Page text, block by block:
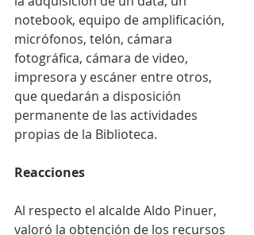
notebook, equipo de amplificación,
micrófonos, telón, cámara
fotográfica, cámara de video,
impresora y escáner entre otros,
que quedarán a disposición
permanente de las actividades
propias de la Biblioteca.
Reacciones
Al respecto el alcalde Aldo Pinuer,
valoró la obtención de los recursos